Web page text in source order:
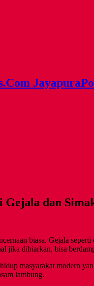
dan
biasa. Gejala
jika dibiarkan, bisa
masyarakat modern
lambung.